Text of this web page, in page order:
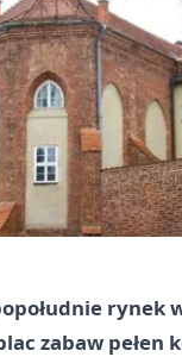
rynek
zabaw pełen